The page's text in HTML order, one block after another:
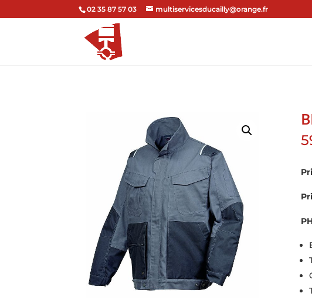
02 35 87 57 03 multiservicesducailly@orange.fr